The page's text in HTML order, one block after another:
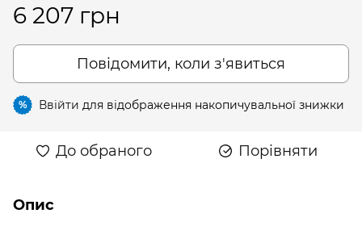
6 207 грн
Повідомити, коли з'явиться
% Ввійти для відображення накопичувальної знижки
До обраного Порівняти
Опис